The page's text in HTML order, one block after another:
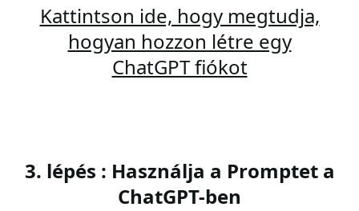
Kattintson ide, hogy megtudja,
hogyan hozzon létre egy
ChatGPT fiókot
3. lépés : Használja a Promptet a
ChatGPT-ben